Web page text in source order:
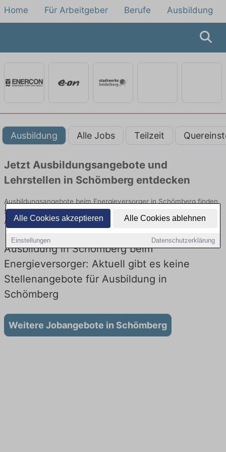
Alle Cookies akzeptieren Alle Cookies ablehnen
Einstellungen Datenschutzerklärung
Home Für Arbeitgeber Berufe Ausbildung
Ausbildung Alle Jobs Teilzeit
Jetzt Ausbildungsangebote und
Lehrstellen in Schömberg entdecken
Ausbildungsangebote beim Energieversorger in Schömberg finden
Sie von namhaften Firmen. Entdecken Sie freie Optionen von Top-
Arbeitgebern und bewerben Sie sich noch heute.
Ausbildung in Schömberg beim
Energieversorger: Aktuell gibt es keine
Stellenangebote für Ausbildung in
Schömberg
Weitere Jobangebote in Schömberg